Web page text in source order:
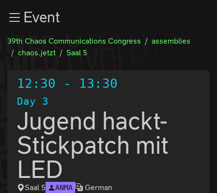
Zum InhaltEvent
39th Chaos Communications Congress
assemblies
chaos.jetzt
Saal 5
12:30 - 13:30
Day 3
Jugend hackt-
Stickpatch mit
LED
Saal 5 ANMA German